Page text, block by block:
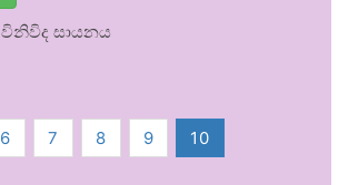
විනිවිද සායනය
6 7 8 9 10